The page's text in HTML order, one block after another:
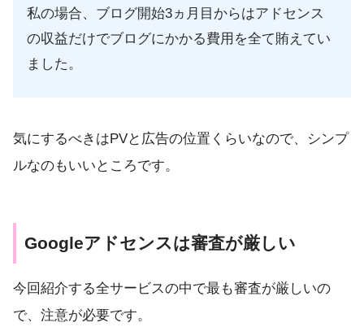
私の場合、ブログ開始3ヵ月目からはアドセンス
の収益だけでブログにかかる費用を全て賄えてい
ました。
気にするべきはPVと広告の位置くらいなので、シンプ
ルなのもいいところです。
Googleアドセンスは審査が厳しい
今回紹介する全サービスの中で最も審査が厳しいの
で、注意が必要です。